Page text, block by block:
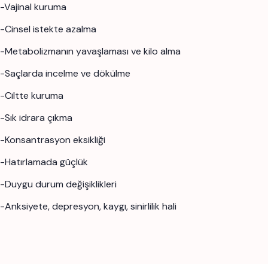
-Vajinal kuruma
-Cinsel istekte azalma
-Metabolizmanın yavaşlaması ve kilo alma
-Saçlarda incelme ve dökülme
-Ciltte kuruma
-Sık idrara çıkma
-Konsantrasyon eksikliği
-Hatırlamada güçlük
-Duygu durum değişiklikleri
-Anksiyete, depresyon, kaygı, sinirlilik hali